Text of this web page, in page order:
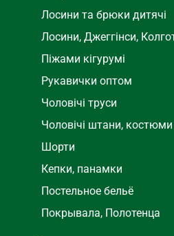
Лосини та брюки дитячі
Лосини, Джеггінси,
Піжами кігурумі
Рукавички оптом
Чоловічі труси
Чоловічі штани,
Шорти
Кепки, панамки
Постельное бельё
Покрывала, Полотенца